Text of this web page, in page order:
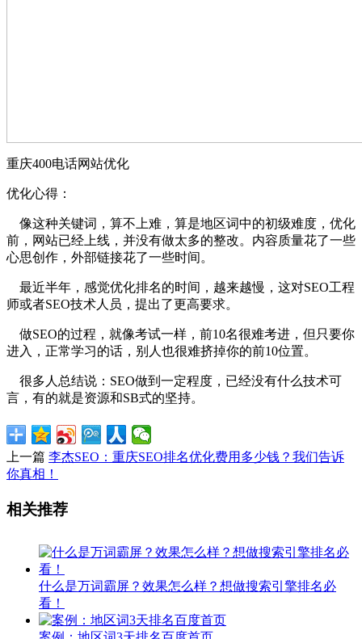
重庆400电话网站优化
优化心得：
像这种关键词，算不上难，算是地区词中的初级难度，优化
前，网站已经上线，并没有做太多的整改。内容质量花了一些
心思创作，外部链接花了一些时间。
最近半年，感觉优化排名的时间，越来越慢，这对SEO工程
师或者SEO技术人员，提出了更高要求。
做SEO的过程，就像考试一样，前10名很难考进，但只要你
进入，正常学习的话，别人也很难挤掉你的前10位置。
很多人总结说：SEO做到一定程度，已经没有什么技术可
言，有的就是资源和SB式的坚持。
上一篇 李杰SEO：重庆SEO排名优化费用多少钱？我们告诉
你真相！
相关推荐
什么是万词霸屏？效果怎么样？想做搜索引擎排名必
看！